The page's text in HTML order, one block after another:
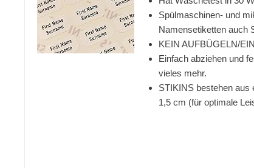
Spülmaschinen- und
Namensetiketten auch
KEIN AUFBÜGELN/
Einfach abziehen und
vieles mehr.
STIKINS bestehen aus
1,5 cm (für optimale